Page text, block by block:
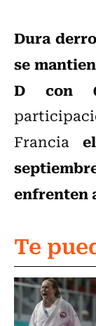
Dura
se
D con
Francia
enfrenten
Te